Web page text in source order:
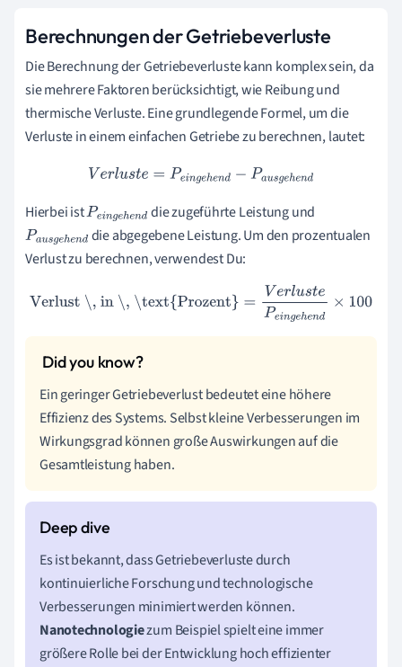
Berechnungen der Getriebeverluste
Die Berechnung der Getriebeverluste kann komplex sein, da
sie mehrere Faktoren berücksichtigt, wie Reibung und
thermische Verluste. Eine grundlegende Formel, um die
Verluste in einem einfachen Getriebe zu berechnen, lautet:
Verluste= Pe ingehend− Pausgehend
Hierbei istPeingehe
nd
die zugeführte Leistung und
Pausgehe
nd
die abgegebene Leistung. Um den prozentualen
Verlust zu berechnen, verwendest Du:
Verlust \, in \, \text{Prozent}=Verlu ste Peingehend ×100
Ein geringer Getriebeverlust bedeutet eine höhere
Effizienz des Systems. Selbst kleine Verbesserungen im
Wirkungsgrad können große Auswirkungen auf die
Gesamtleistung haben.
Es ist bekannt, dass Getriebeverluste durch
kontinuierliche Forschung und technologische
Verbesserungen minimiert werden können.
Nanotechnologiezum Beispiel spielt eine immer
größere Rolle bei der Entwicklung hoch effizienter